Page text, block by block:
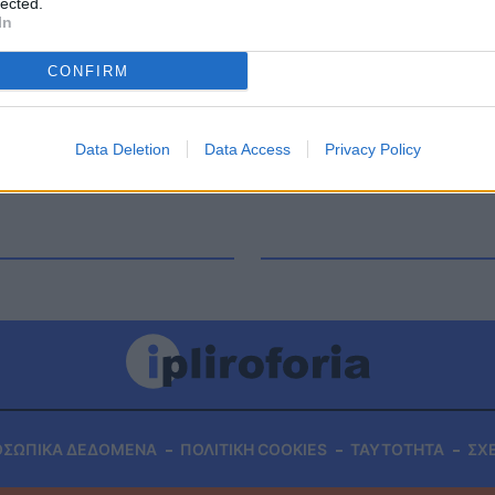
CONFIRM
Data Deletion Data Access Privacy Policy
Αρχή Σκιάθου όταν ενημερώθηκε το
μεταφοράς 37χρονης εγκύου με
“Άγιος […]
ΔΕΔΟΜΕΝΑ ΠΟΛΙΤΙΚΗ COOKIES ΤΑΥΤΟΤΗΤΑ